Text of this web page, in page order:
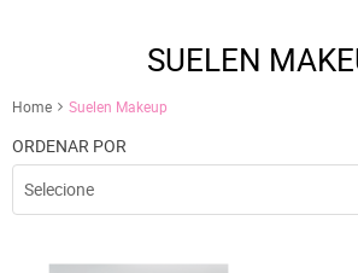
SUELEN
Home Suelen Makeup
ORDENAR POR
Selecione